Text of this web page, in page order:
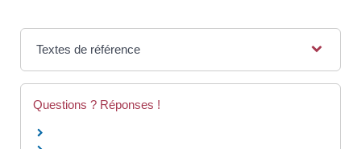
Textes de référence
Questions ? Réponses !